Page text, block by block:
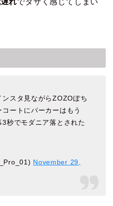
れでダサく感じてしまい
スタ見ながらZOZOぽち
ートにパーカーはもう
秒でモダニア落とされた
November 29,